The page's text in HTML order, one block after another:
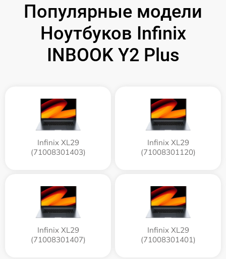
Популярные модели
Ноутбуков Infinix
INBOOK Y2 Plus
Infinix XL29
(71008301403)
Infinix XL29
(71008301120)
Infinix XL29
(71008301407)
Infinix XL29
(71008301401)